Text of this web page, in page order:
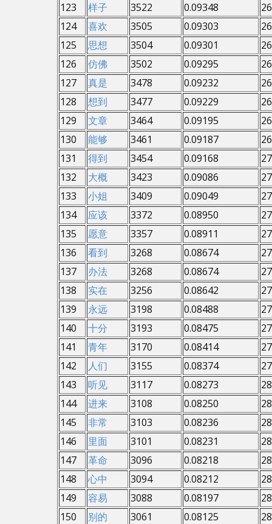
123
样子 3522 0.09348
124
喜欢 3505 0.09303
125
思想 3504 0.09301
126
仿佛 3502 0.09295
127
真是 3478 0.09232
128
想到 3477 0.09229
129
文章 3464 0.09195
130
能够 3461 0.09187
131
得到 3454 0.09168
132
大概 3423 0.09086
133
小姐 3409 0.09049
134
应该 3372 0.08950
135
愿意 3357 0.08911
136
看到 3268 0.08674
137
办法 3268 0.08674
138
实在 3256 0.08642
139
永远 3198 0.08488
140
十分 3193 0.08475
141
青年 3170 0.08414
142
人们 3155 0.08374
143
听见 3117 0.08273
144
进来 3108 0.08250
145
非常 3103 0.08236
146
里面 3101 0.08231
147
革命 3096 0.08218
148
心中 3094 0.08212
149
容易 3088 0.08197
150
别的 3061 0.08125